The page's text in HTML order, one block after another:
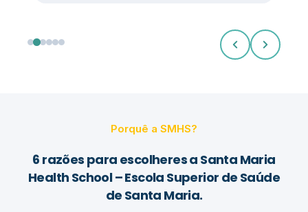
Porquê a SMHS?
6 razões para escolheres a Santa Maria
Health School – Escola Superior de Saúde
de Santa Maria.